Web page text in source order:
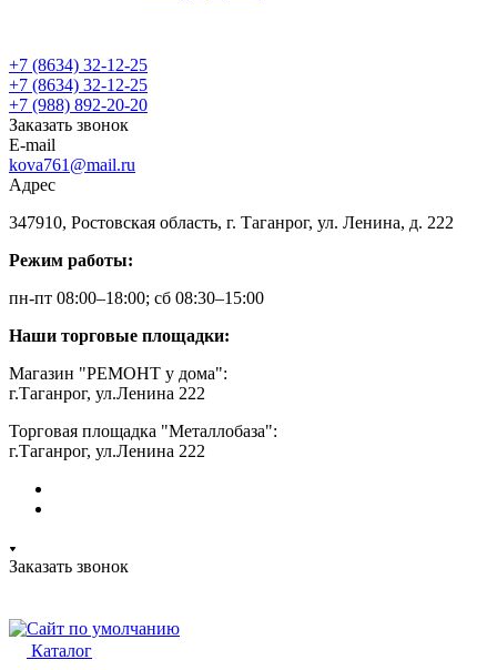
+7 (8634) 32-12-25
+7 (8634) 32-12-25
+7 (988) 892-20-20
Заказать звонок
E-mail
kova761@mail.ru
Адрес
347910, Ростовская область, г. Таганрог, ул. Ленина, д. 222
Режим работы:
пн-пт 08:00–18:00; сб 08:30–15:00
Наши торговые площадки:
Магазин "РЕМОНТ у дома":
г.Таганрог, ул.Ленина 222
Торговая площадка "Металлобаза":
г.Таганрог, ул.Ленина 222
Заказать звонок
Каталог